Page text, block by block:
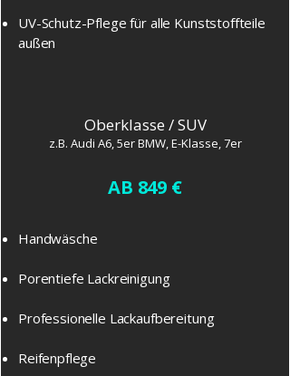
UV-Schutz-Pflege für alle Kunststoffteile
außen
Oberklasse / SUV
z.B. Audi A6, 5er BMW, E-Klasse, 7er
AB 849 €
​Handwäsche
Porentiefe Lackreinigung
Professionelle Lackaufbereitung
Reifenpflege